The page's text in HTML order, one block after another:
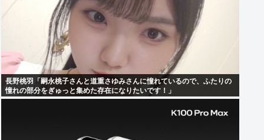
長野桃羽「嗣永桃子さんと道重さゆみさんに憧れているので、ふたりの
憧れの部分をぎゅっと集めた存在になりたいです！」